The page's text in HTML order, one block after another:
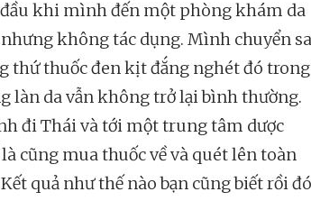
khi mình đến một phòng khám da
không tác dụng. Mình chuyển
thứ thuốc đen kịt đắng nghét đó
làn da vẫn không trở lại bình thường.
đi Thái và tới một trung tâm dược
cũng mua thuốc về và quét lên toàn
quả như thế nào bạn cũng biết rồi